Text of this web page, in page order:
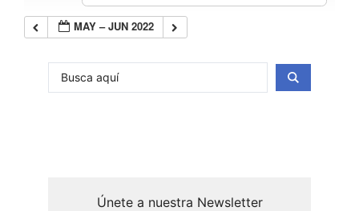
MAY – JUN 2022
Únete a nuestra Newsletter